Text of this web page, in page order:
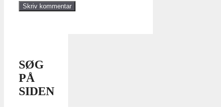
SØG
PÅ
SIDEN